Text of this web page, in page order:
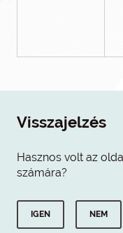
Visszajelzés
Hasznos volt az
számára?
IGEN NEM